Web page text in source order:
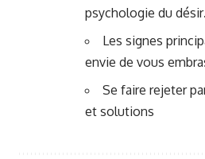
psychologie du
Les signes
envie de vous
Se faire rejeter
et solutions